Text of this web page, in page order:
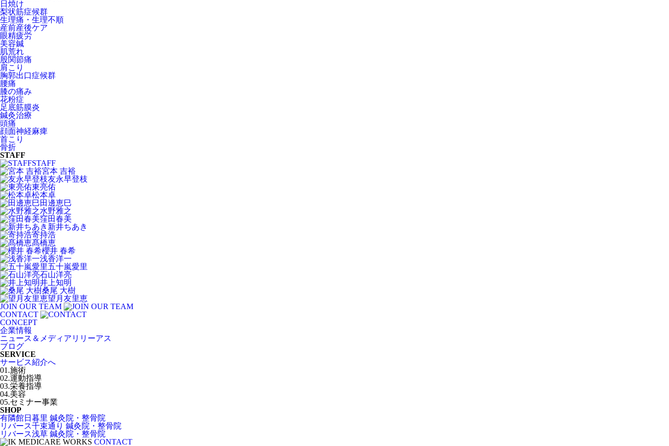
日焼け
梨状筋症候群
生理痛・生理不順
産前産後ケア
眼精疲労
美容鍼
肌荒れ
股関節痛
肩こり
胸郭出口症候群
腰痛
膝の痛み
花粉症
足底筋膜炎
鍼灸治療
頭痛
顔面神経麻痺
首こり
骨折
STAFF
STAFF
宮本 吉裕
友永早登枝
東亮佑
松本卓
田邊恵巳
水野雅之
窪田春美
新井ちあき
寄持浩
髙橋恵
櫻井 春希
浅香洋一
五十嵐愛里
石山洋亮
井上知明
桑尾 大樹
望月友里恵
JOIN OUR TEAM
CONTACT
CONCEPT
企業情報
ニュース＆メディアリリーアス
ブログ
SERVICE
サービス紹介へ
01.施術
02.運動指導
03.栄養指導
04.美容
05.セミナー事業
SHOP
有隣館日暮里 鍼灸院・整骨院
リバース千束通り 鍼灸院・整骨院
リバース浅草 鍼灸院・整骨院
CONTACT